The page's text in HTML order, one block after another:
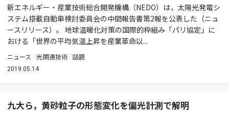
新エネルギー・産業技術総合開発機構（NEDO）は，太陽光発電シ
ステム搭載自動車検討委員会の中間報告書第2報を公表した（ニュ
ースリリース）。 地球温暖化対策の国際的枠組み「パリ協定」に
おける「世界の平均気温上昇を産業革命以...
ニュース 光関連技術 話題
2019.05.14
九大ら，黄砂粒子の形態変化を偏光計測で解明